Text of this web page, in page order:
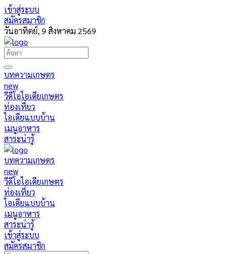
เข้าสู่ระบบ
สมัครสมาชิก
วันอาทิตย์, 9 สิงหาคม 2569
บทความเกษตร
new
วีดีโอไอเดียเกษตร
ท่องเที่ยว
ไอเดียแบบบ้าน
เมนูอาหาร
สาระน่ารู้
บทความเกษตร
new
วีดีโอไอเดียเกษตร
ท่องเที่ยว
ไอเดียแบบบ้าน
เมนูอาหาร
สาระน่ารู้
เข้าสู่ระบบ
สมัครสมาชิก